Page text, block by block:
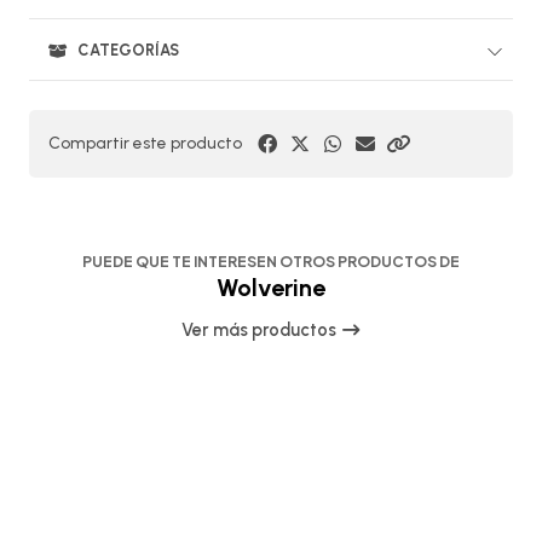
CATEGORÍAS
Compartir este producto
PUEDE QUE TE INTERESEN OTROS PRODUCTOS DE
Wolverine
Ver más productos